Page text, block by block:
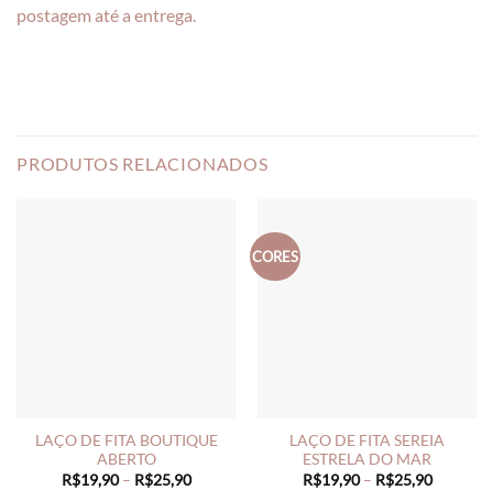
postagem até a entrega.
PRODUTOS RELACIONADOS
LAÇO DE FITA BOUTIQUE
ABERTO
R$19,90 – R$25,90Price
CORES
LAÇO DE FITA SEREIA
ESTRELA DO MAR
R$19,90 – R$25,90Price